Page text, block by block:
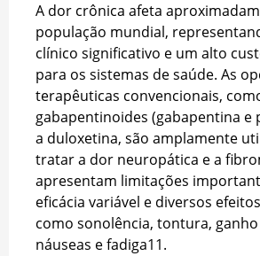
A dor crônica afeta
população mundial,
clínico significativo e um alto
para os sistemas de saúde. As
terapêuticas convencionais,
gabapentinoides (gabapentina e
a duloxetina, são amplamente
tratar a dor neuropática e a
apresentam limitações
eficácia variável e diversos
como sonolência, tontura,
náuseas e fadiga11.